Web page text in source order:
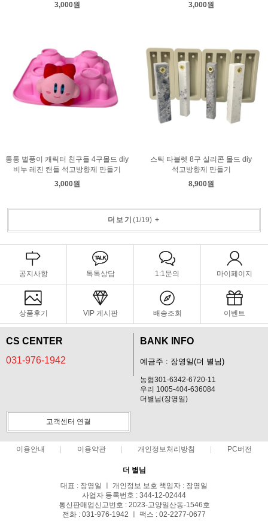
3,000원
3,000원
통통 별풍이 캐릭터 친구들 4구몰드 diy
비누 레진 캔들 석고방향제 만들기
3,000원
스틱 타블렛 8구 실리콘 몰드 diy
석고방향제 만들기
8,900원
더보기 (1/19) +
공지사항 톡톡상담 1:1문의 마이페이지
상품후기 VIP 게시판 배송조회 이벤트
CS CENTER
031-976-1942
BANK INFO
예금주 : 장영일(더 별님)
농협301-6342-6720-11
우리 1005-404-636084
더별님(장영일)
고객센터 연결
이용안내 이용약관 개인정보처리방침 PC버전
더 별님
대표 : 장영일 ㅣ 개인정보 보호 책임자 : 장영일
사업자 등록번호 : 344-12-02444
통신판매업신고번호 : 2023-고양일산동-1546호
전화 : 031-976-1942 ㅣ 팩스 : 02-2277-0677